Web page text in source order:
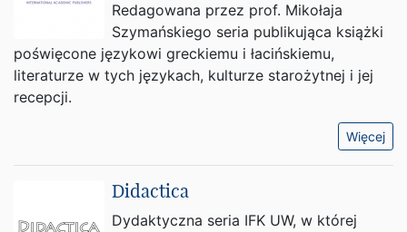
Redagowana przez prof. Mikołaja
Szymańskiego seria publikująca książki
poświęcone językowi greckiemu i łacińskiemu,
literaturze w tych językach, kulturze starożytnej i jej
recepcji.
Więcej
Didactica
Dydaktyczna seria IFK UW, w której